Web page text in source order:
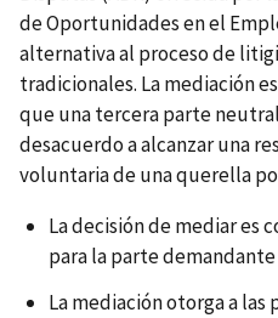
de Oportunidades en el
alternativa al proceso de
tradicionales. La mediación
que una tercera parte
desacuerdo a alcanzar una
voluntaria de una querella
La decisión de mediar
para la parte
La mediación otorga a